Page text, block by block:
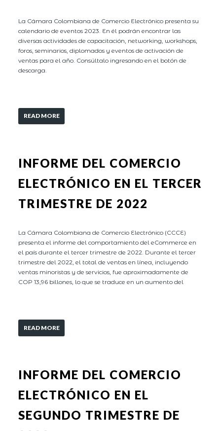
La Cámara Colombiana de Comercio Electrónico presenta su
calendario de eventos 2023. En él podrán encontrar las
diversas actividades de capacitación, networking, workshops,
foros, seminarios, diplomados y eventos de activación de
ventas para el año. Consúltalo ingresando en el botón de
descarga.
READ MORE
INFORME DEL COMERCIO
ELECTRÓNICO EN EL TERCER
TRIMESTRE DE 2022
La Cámara Colombiana de Comercio Electrónico (CCCE)
presenta el informe del comportamiento del eCommerce en
el país durante el tercer trimestre de 2022. Durante el tercer
trimestre del 2022, el total de ventas en línea, incluyendo
ventas minoristas y de servicios, fue aproximadamente de
COP 13,96 billones, lo que se traduce en un aumento del
READ MORE
INFORME DEL COMERCIO
ELECTRÓNICO EN EL
SEGUNDO TRIMESTRE DE